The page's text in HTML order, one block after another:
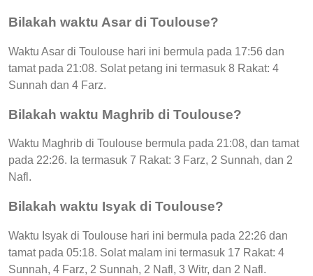
Bilakah waktu Asar di Toulouse?
Waktu Asar di Toulouse hari ini bermula pada 17:56 dan
tamat pada 21:08. Solat petang ini termasuk 8 Rakat: 4
Sunnah dan 4 Farz.
Bilakah waktu Maghrib di Toulouse?
Waktu Maghrib di Toulouse bermula pada 21:08, dan tamat
pada 22:26. Ia termasuk 7 Rakat: 3 Farz, 2 Sunnah, dan 2
Nafl.
Bilakah waktu Isyak di Toulouse?
Waktu Isyak di Toulouse hari ini bermula pada 22:26 dan
tamat pada 05:18. Solat malam ini termasuk 17 Rakat: 4
Sunnah, 4 Farz, 2 Sunnah, 2 Nafl, 3 Witr, dan 2 Nafl.